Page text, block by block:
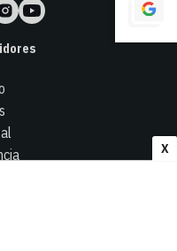
X